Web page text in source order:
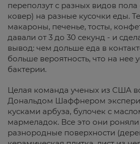
переползут с разных видов пола
ковер) на разные кусочки еды.
макароны, печенье, тосты,
давали от 3 до 30 секунд - и
вывод: чем дольше еда в
больше вероятность, что на нее
бактерии.
Целая команда ученых из США
Дональдом Шаффнером
кусками арбуза, булочек с
мармеладок. Все это они
разнородные поверхности